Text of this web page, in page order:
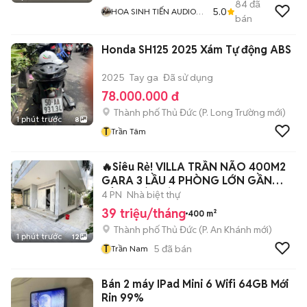
HOA SINH TIẾN AUDIO
5.0
84đã
bán
1 phút trước 8
Honda SH125 2025 Xám Tự động ABS
2025 Tay ga Đã sử dụng
78.000.000 đ
Thành phố Thủ Đức (P. Long Trường mới)
T Trần Tâm
1 phút trước 12
🔥Siêu Rẻ! VILLA TRẦN NÃO 400M2
GARA 3 LẦU 4 PHÒNG LỚN GẦN
SÔNG SÀI GÒN
4 PN Nhà biệt thự
39 triệu/tháng 400 m²
Thành phố Thủ Đức (P. An Khánh mới)
T Trần Nam 5 đã bán
Bán 2 máy IPad Mini 6 Wifi 64GB Mới
Rin 99%